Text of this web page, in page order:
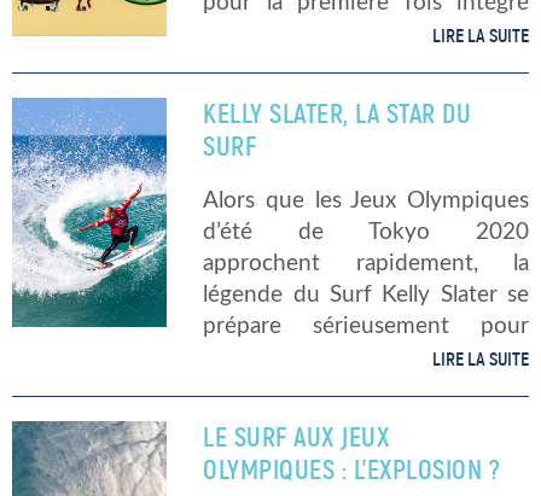
lors des JO de Tokyo 2020.
envisageable de revoir cette
discipline […]
LIRE LA SUITE
KELLY SLATER, LA STAR DU
SURF
Alors que les Jeux Olympiques
d’été de Tokyo 2020
approchent rapidement, la
légende du Surf Kelly Slater se
prépare sérieusement pour
cette participation qui pourrait
professionnelle. Qui est Kelly
Slater ? […]
LIRE LA SUITE
LE SURF AUX JEUX
OLYMPIQUES : L’EXPLOSION ?